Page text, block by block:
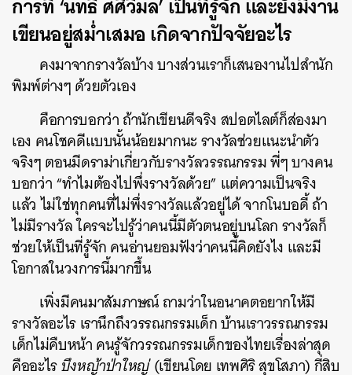
เขียนอยู่สม่ำเสมอ เกิดจากปัจจัยอะไร
คงมาจากรางวัลบ้าง บางส่วนเราก็เสนองานไปสำนัก
พิมพ์ต่างๆ ด้วยตัวเอง
คือการบอกว่า ถ้านักเขียนดีจริง สปอตไลต์ก็ส่องมา
เอง คนโชคดีแบบนั้นน้อยมากนะ รางวัลช่วยแนะนำตัว
จริงๆ ตอนมีดราม่าเกี่ยวกับรางวัลวรรณกรรม พี่ๆ บางคน
บอกว่า “ทำไมต้องไปพึ่งรางวัลด้วย” แต่ความเป็นจริง
แล้ว ไม่ใช่ทุกคนที่ไม่พึ่งรางวัลแล้วอยู่ได้ จากโนบอดี้ ถ้า
ไม่มีรางวัล ใครจะไปรู้ว่าคนนี้มีตัวตนอยู่บนโลก รางวัลก็
ช่วยให้เป็นที่รู้จัก คนอ่านยอมฟังว่าคนนี้คิดยังไง และมี
โอกาสในวงการนี้มากขึ้น
เพิ่งมีคนมาสัมภาษณ์ ถามว่าในอนาคตอยากให้มี
รางวัลอะไร เรานึกถึงวรรณกรรมเด็ก บ้านเราวรรณกรรม
เด็กไม่คืบหน้า คนรู้จักวรรณกรรมเด็กของไทยเรื่องล่าสุด
คืออะไรบึงหญ้าป่าใหญ่(เขียนโดย เทพศิริ สุขโสภา) กี่สิบ